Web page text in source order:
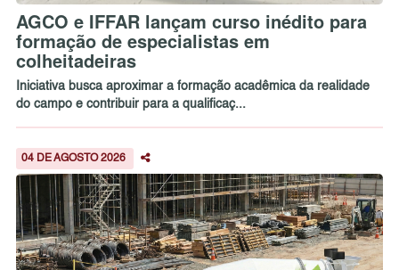
AGCO e IFFAR lançam curso inédito para
formação de especialistas em
colheitadeiras
Iniciativa busca aproximar a formação acadêmica da realidade
do campo e contribuir para a qualificaç...
04 DE AGOSTO 2026